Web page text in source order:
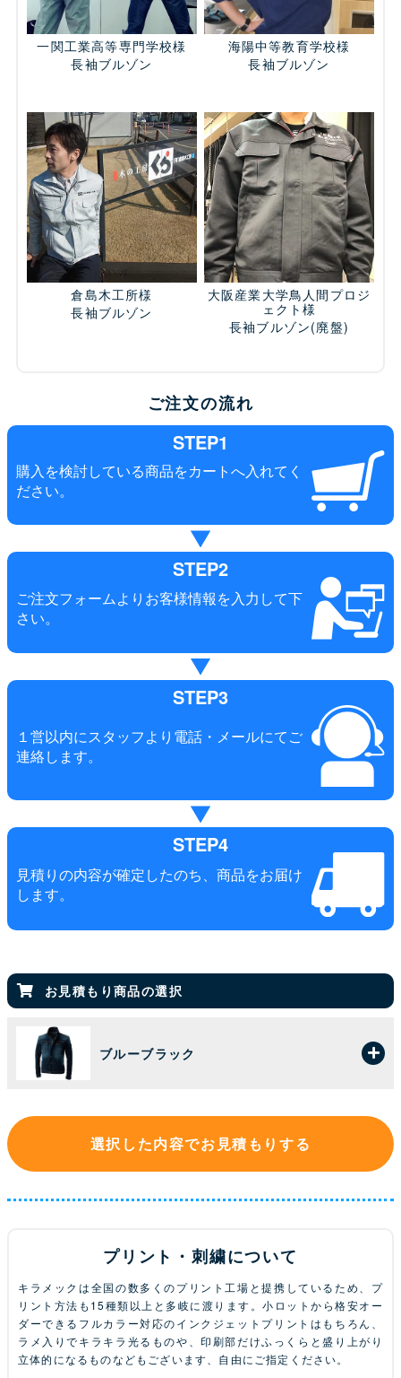
一関工業高等専門学校様
長袖ブルゾン
海陽中等教育学校様
長袖ブルゾン
倉島木工所様
長袖ブルゾン
大阪産業大学鳥人間プロジ
ェクト様
長袖ブルゾン(廃盤)
ご注文の流れ
STEP1
購入を検討している商品をカートへ入れてく
ださい。
STEP2
ご注文フォームよりお客様情報を入力して下
さい。
STEP3
１営以内にスタッフより電話・メールにてご
連絡します。
STEP4
見積りの内容が確定したのち、商品をお届け
します。
お見積もり商品の選択
ブルーブラック
選択した内容でお見積もりする
プリント・刺繍について
キラメックは全国の数多くのプリント工場と提携しているため、プ
リント方法も15種類以上と多岐に渡ります。小ロットから格安オー
ダーできるフルカラー対応のインクジェットプリントはもちろん、
ラメ入りでキラキラ光るものや、印刷部だけふっくらと盛り上がり
立体的になるものなどもございます、自由にご指定ください。